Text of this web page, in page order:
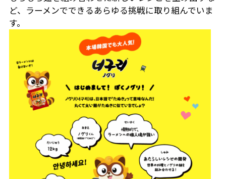
ど、ラーメンでできるあらゆる挑戦に取り組んでいま
す。